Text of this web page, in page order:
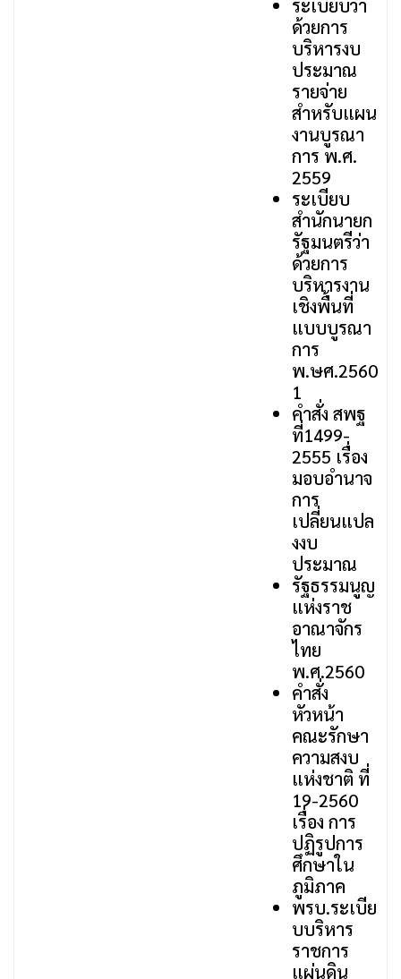
ระเบียบว่า
ด้วยการ
บริหารงบ
ประมาณ
รายจ่าย
สำหรับแผน
งานบูรณา
การ พ.ศ.
2559
ระเบียบ
สำนักนายก
รัฐมนตรีว่า
ด้วยการ
บริหารงาน
เชิงพื้นที่
แบบบูรณา
การ
พ.ษศ.2560
1
คำสั่ง สพฐ
ที่1499-
2555 เรื่อง
มอบอำนาจ
การ
เปลี่ยนแปล
งงบ
ประมาณ
รัฐธรรมนูญ
แห่งราช
อาณาจักร
ไทย
พ.ศ.2560
คําสั่ง
หัวหน้า
คณะรักษา
ความสงบ
แห่งชาติ ที่
19-2560
เรื่อง การ
ปฏิรูปการ
ศึกษาใน
ภูมิภาค
พรบ.ระเบีย
บบริหาร
ราชการ
แผ่นดิน